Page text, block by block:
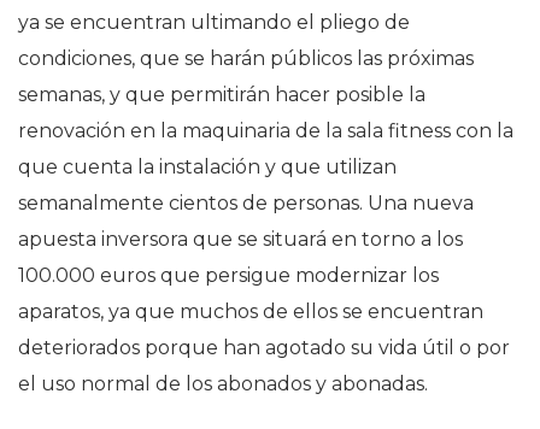
ya se encuentran ultimando el pliego de
condiciones, que se harán públicos las próximas
semanas, y que permitirán hacer posible la
renovación en la maquinaria de la sala fitness con la
que cuenta la instalación y que utilizan
semanalmente cientos de personas. Una nueva
apuesta inversora que se situará en torno a los
100.000 euros que persigue modernizar los
aparatos, ya que muchos de ellos se encuentran
deteriorados porque han agotado su vida útil o por
el uso normal de los abonados y abonadas.